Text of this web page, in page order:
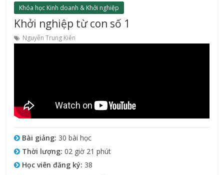
Khóa học Kinh doanh & Khởi nghiệp
Khởi nghiệp từ con số 1
Nguyễn Trung Kiên
Bài giảng: 30 bài học
Thời lượng: 02 giờ 21 phút
Học viên đăng ký: 38